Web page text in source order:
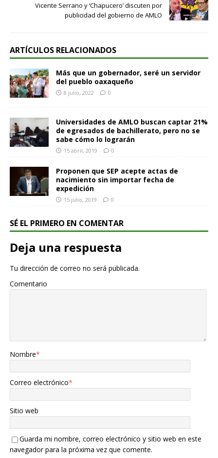
Vicente Serrano y ‘Chapucero’ discuten por
publicidad del gobierno de AMLO
ARTÍCULOS RELACIONADOS
Más que un gobernador, seré un servidor
del pueblo oaxaqueño
8 julio, 2022 0
Universidades de AMLO buscan captar 21%
de egresados de bachillerato, pero no se
sabe cómo lo lograrán
15 abril, 2019 0
Proponen que SEP acepte actas de
nacimiento sin importar fecha de
expedición
15 julio, 2019 0
SÉ EL PRIMERO EN COMENTAR
Deja una respuesta
Tu dirección de correo no será publicada.
Comentario
Nombre*
Correo electrónico*
Sitio web
Guarda mi nombre, correo electrónico y sitio web en este
navegador para la próxima vez que comente.